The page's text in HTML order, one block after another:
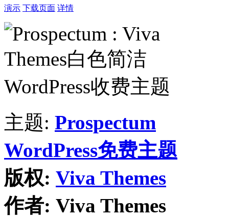
演示 下载页面 详情
主题: Prospectum
WordPress免费主题
版权: Viva Themes
作者: Viva Themes